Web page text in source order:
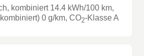
kombiniert 14.4 kWh/100 km,
0 g/km, CO2-KlasseA